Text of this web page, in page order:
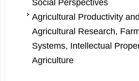
Social Perspectives
Agricultural Productivity
Agricultural Research,
Systems, Intellectual
Agriculture